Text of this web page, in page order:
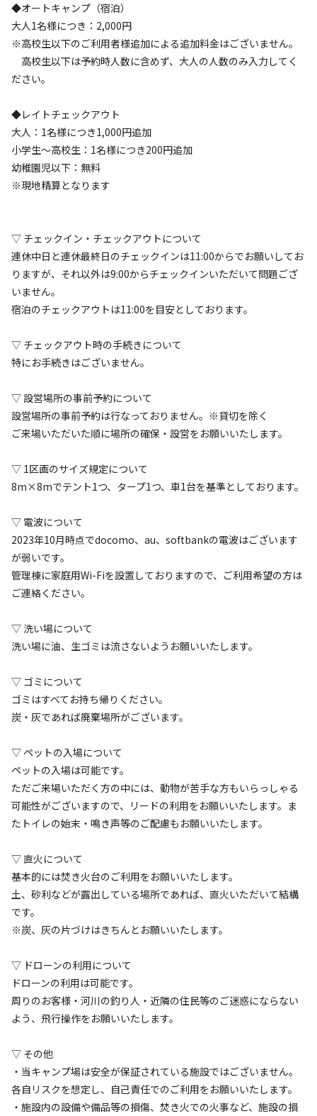
◆オートキャンプ（宿泊）
大人1名様につき：2,000円
※高校生以下のご利用者様追加による追加料金はございません。
高校生以下は予約時人数に含めず、大人の人数のみ入力してく
ださい。
◆レイトチェックアウト
大人：1名様につき1,000円追加
小学生〜高校生：1名様につき200円追加
幼稚園児以下：無料
※現地精算となります
▽ チェックイン・チェックアウトについて
連休中日と連休最終日のチェックインは11:00からでお願いしてお
りますが、それ以外は9:00からチェックインいただいて問題ござ
いません。
宿泊のチェックアウトは11:00を目安としております。
▽ チェックアウト時の手続きについて​
​特にお手続きはございません。
▽ 設営場所の事前予約について​
設営場所の事前予約は行なっておりません。※貸切を除く
ご来場いただいた順に場所の確保・設営をお願いいたします。
▽ 1区画のサイズ規定について
8m×8mでテント1つ、タープ1つ、車1台を基準としております。
▽ 電波について​
2023年10月時点でdocomo、au、softbankの電波はございます
が弱いです。
管理棟に家庭用Wi-Fiを設置しておりますので、ご利用希望の方は
ご連絡ください。
▽ 洗い場について
洗い場に油、生ゴミは流さないようお願いいたします。
▽ ゴミについて​
ゴミはすべてお持ち帰りください。
炭・灰であれば廃棄場所がございます。
▽ ペットの入場について​
ペットの入場は可能です。
ただご来場いただく方の中には、動物が苦手な方もいらっしゃる
可能性がございますので、リードの利用をお願いいたします。ま
たトイレの始末・鳴き声等のご配慮もお願いいたします。
▽ 直火について
基本的には焚き火台のご利用をお願いいたします。
土、砂利などが露出している場所であれば、直火いただいて結構
です。
※炭、灰の片づけはきちんとお願いいたします。
▽ ドローンの利用について​
ドローンの利用は可能です。
周りのお客様・河川の釣り人・近隣の住民等のご迷惑にならない
よう、飛行操作をお願いいたします。
▽ その他
・当キャンプ場は安全が保証されている施設ではございません。
各自リスクを想定し、自己責任でのご利用をお願いいたします。
・施設内の設備や備品等の損傷、焚き火での火事など、施設の損
（けたがわ）に隣接した、大自然を堪能できるオートキャン
プ場です🏕✨
設備は地下水(深井戸)を利用した洗い場や、トイレ(ウォシュ
レット機能付き)・シャワー(温水)を設置しており、敷地のほ
毎週土曜日や一部祝日で「ハンバーガー屋：もぐもぐバーガ
ー」が出店しており、生ビールな
開拓などのリアルタイムの情報について、Instagramか
Twitterアカウント：@ogawano_sato
利用タイプ
チェックイン チェックアウト
検索対象
検索
宿泊 フリーサイト
⛺オートフリーサイト【乗り物はオプション
で追加】
地面 土
料金目安：2,000円/泊
※利用日、人数によって変動する場合があります。
日帰り フリーサイト